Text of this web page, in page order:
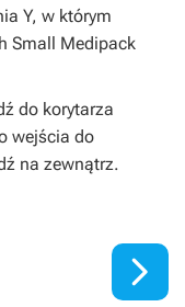
Y, w którym
Small Medipack
do korytarza
wejścia do
na zewnątrz.
